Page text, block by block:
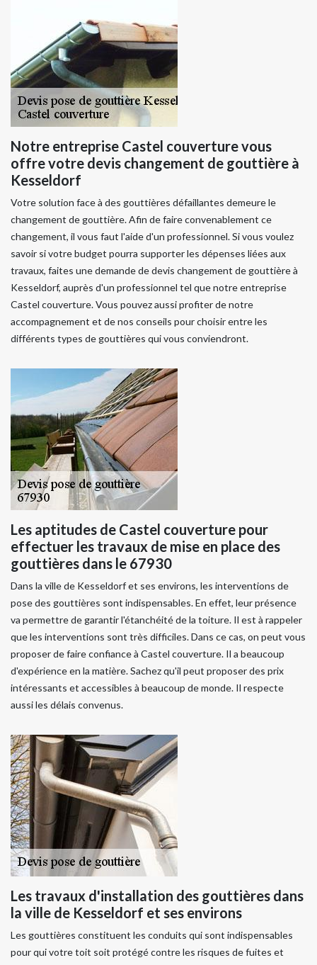
Notre entreprise Castel couverture vous
offre votre devis changement de gouttière à
Kesseldorf
Votre solution face à des gouttières défaillantes demeure le
changement de gouttière. Afin de faire convenablement ce
changement, il vous faut l'aide d'un professionnel. Si vous voulez
savoir si votre budget pourra supporter les dépenses liées aux
travaux, faites une demande de devis changement de gouttière à
Kesseldorf, auprès d'un professionnel tel que notre entreprise
Castel couverture. Vous pouvez aussi profiter de notre
accompagnement et de nos conseils pour choisir entre les
différents types de gouttières qui vous conviendront.
Les aptitudes de Castel couverture pour
effectuer les travaux de mise en place des
gouttières dans le 67930
Dans la ville de Kesseldorf et ses environs, les interventions de
pose des gouttières sont indispensables. En effet, leur présence
va permettre de garantir l'étanchéité de la toiture. Il est à rappeler
que les interventions sont très difficiles. Dans ce cas, on peut vous
proposer de faire confiance à Castel couverture. Il a beaucoup
d'expérience en la matière. Sachez qu'il peut proposer des prix
intéressants et accessibles à beaucoup de monde. Il respecte
aussi les délais convenus.
Les travaux d'installation des gouttières dans
la ville de Kesseldorf et ses environs
Les gouttières constituent les conduits qui sont indispensables
pour qui votre toit soit protégé contre les risques de fuites et